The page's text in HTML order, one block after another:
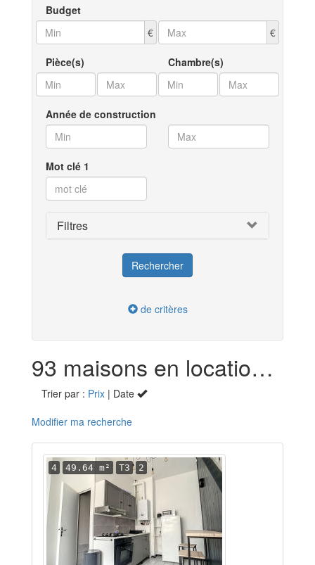
Budget
€
€
Pièce(s) Chambre(s)
Année de construction
Mot clé 1
Filtres
de critères
93 maisons en location dans le Nord (59)
Trier par : Prix | Date
Modifier ma recherche
4 49.64 m² T3 2